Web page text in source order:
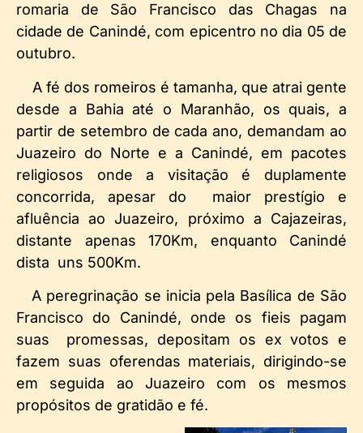
romaria de São Francisco das Chagas na
cidade de Canindé, com epicentro no dia 05 de
outubro.
A fé dos romeiros é tamanha, que atrai gente
desde a Bahia até o Maranhão, os quais, a
partir de setembro de cada ano, demandam ao
Juazeiro do Norte e a Canindé, em pacotes
religiosos onde a visitação é duplamente
concorrida, apesar do maior prestígio e
afluência ao Juazeiro, próximo a Cajazeiras,
distante apenas 170Km, enquanto Canindé
dista uns 500Km.
A peregrinação se inicia pela Basílica de São
Francisco do Canindé, onde os fieis pagam
suas promessas, depositam os ex votos e
fazem suas oferendas materiais, dirigindo-se
em seguida ao Juazeiro com os mesmos
propósitos de gratidão e fé.